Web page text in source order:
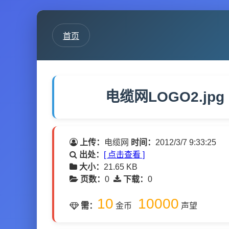
首页
电缆网LOGO2.jpg
上传： 电缆网 时间： 2012/3/7 9:33:25
出处：
[ 点击查看 ]
大小： 21.65 KB
页数： 0 下载： 0
需： 10 金币 10000 声望